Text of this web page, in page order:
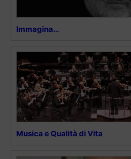
Immagina…
Musica e Qualità di Vita